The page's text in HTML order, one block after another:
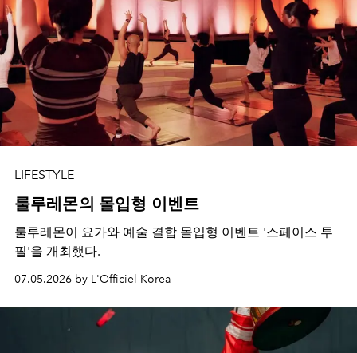
LIFESTYLE
룰루레몬의 몰입형 이벤트
룰루레몬이 요가와 예술 결합 몰입형 이벤트 '스페이스 투
필'을 개최했다.
07.05.2026 by L'Officiel Korea